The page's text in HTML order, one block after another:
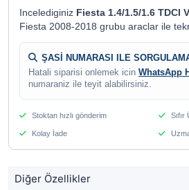
Incelediginiz Fiesta 1.4/1.5/1.6 TDCI
Fiesta 2008-2018 grubu araclar ile
ŞASİ NUMARASI ILE
Hatali siparisi onlemek icin WhatsApp
numaraniz ile teyit alabilirsiniz.
Stoktan hızlı gönderim Sıfır
Kolay İade
Diğer Özellikler